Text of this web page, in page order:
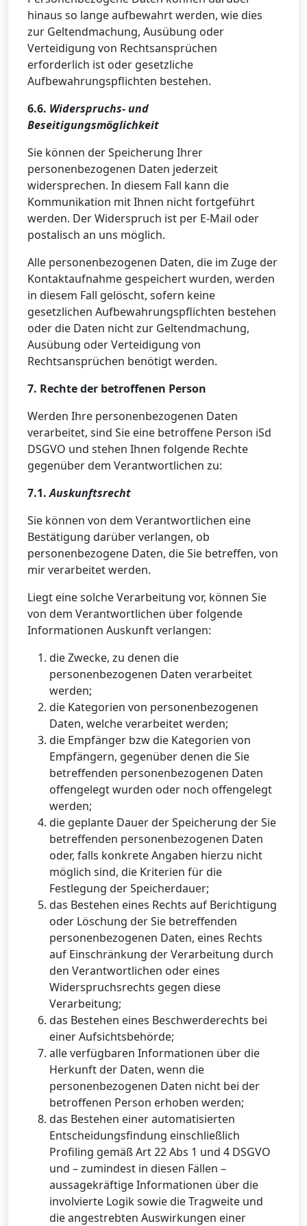
hinaus so lange aufbewahrt werden, wie dies
zur Geltendmachung, Ausübung oder
Verteidigung von Rechtsansprüchen
erforderlich ist oder gesetzliche
Aufbewahrungspflichten bestehen.
6.6. Widerspruchs- und
Beseitigungsmöglichkeit
Sie können der Speicherung Ihrer
personenbezogenen Daten jederzeit
widersprechen. In diesem Fall kann die
Kommunikation mit Ihnen nicht fortgeführt
werden. Der Widerspruch ist per E-Mail oder
postalisch an uns möglich.
Alle personenbezogenen Daten, die im Zuge der
Kontaktaufnahme gespeichert wurden, werden
in diesem Fall gelöscht, sofern keine
gesetzlichen Aufbewahrungspflichten bestehen
oder die Daten nicht zur Geltendmachung,
Ausübung oder Verteidigung von
Rechtsansprüchen benötigt werden.
7. Rechte der betroffenen Person
Werden Ihre personenbezogenen Daten
verarbeitet, sind Sie eine betroffene Person iSd
DSGVO und stehen Ihnen folgende Rechte
gegenüber dem Verantwortlichen zu:
7.1.Auskunftsrecht
Sie können von dem Verantwortlichen eine
Bestätigung darüber verlangen, ob
personenbezogene Daten, die Sie betreffen, von
mir verarbeitet werden.
Liegt eine solche Verarbeitung vor, können Sie
von dem Verantwortlichen über folgende
Informationen Auskunft verlangen:
die Zwecke, zu denen die
personenbezogenen Daten verarbeitet
werden;
die Kategorien von personenbezogenen
Daten, welche verarbeitet werden;
die Empfänger bzw die Kategorien von
Empfängern, gegenüber denen die Sie
betreffenden personenbezogenen Daten
offengelegt wurden oder noch offengelegt
werden;
die geplante Dauer der Speicherung der Sie
betreffenden personenbezogenen Daten
oder, falls konkrete Angaben hierzu nicht
möglich sind, die Kriterien für die
Festlegung der Speicherdauer;
das Bestehen eines Rechts auf Berichtigung
oder Löschung der Sie betreffenden
personenbezogenen Daten, eines Rechts
auf Einschränkung der Verarbeitung durch
den Verantwortlichen oder eines
Widerspruchsrechts gegen diese
Verarbeitung;
das Bestehen eines Beschwerderechts bei
einer Aufsichtsbehörde;
alle verfügbaren Informationen über die
Herkunft der Daten, wenn die
personenbezogenen Daten nicht bei der
betroffenen Person erhoben werden;
das Bestehen einer automatisierten
Entscheidungsfindung einschließlich
Profiling gemäß Art 22 Abs 1 und 4 DSGVO
und – zumindest in diesen Fällen –
aussagekräftige Informationen über die
involvierte Logik sowie die Tragweite und
die angestrebten Auswirkungen einer